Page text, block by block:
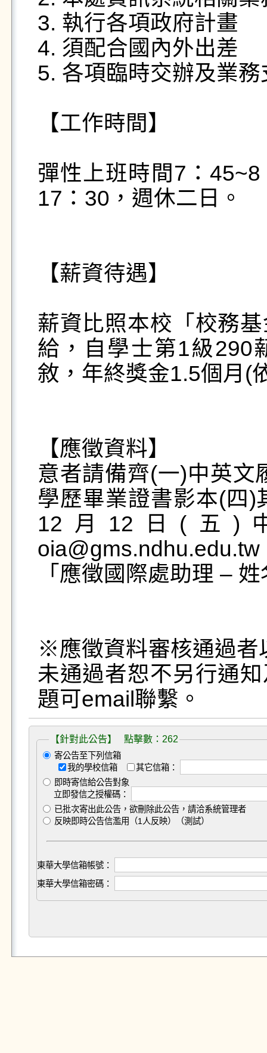
3. 執行各項政府計畫
4. 須配合國內外出差
5. 各項臨時交辦及業務
【工作時間】
彈性上班時間7：
17：30，週休二日。
【薪資待遇】
薪資比照本校「校務
給，自學士第1級290
敘，年終獎金1.5個月(
【應徵資料】
意者請備齊(一)中英文
學歷畢業證書影本(四)
12月12日(五)
「應徵國際處助理 –
※應徵資料審核通過者
未通過者恕不另行通
題可email聯繫。
【針對此公告】 點擊數：262
寄公告至下列信箱
我的學校信箱
其它信箱：
即時寄信給公告對象
立即發信之授權碼：
已批次寄出此公告，欲刪除此公告，請洽系統管理者
反映即時公告信濫用（1人反映）（測試）
東華大學信箱帳號：
東華大學信箱密碼：